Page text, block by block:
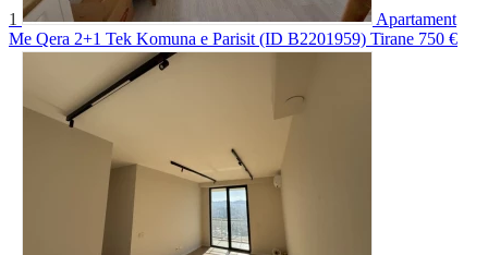
1
Apartament
Me Qera 2+1 Tek Komuna e Parisit (ID B2201959) Tirane 750 €